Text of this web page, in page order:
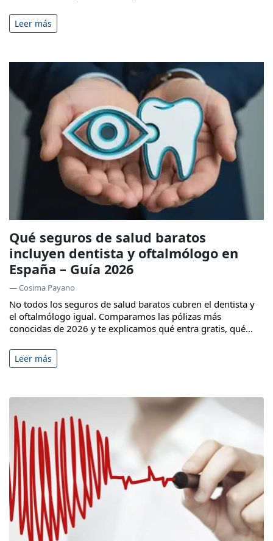
Leer más
Qué seguros de salud baratos
incluyen dentista y oftalmólogo en
España – Guía 2026
— Cosima Payano
No todos los seguros de salud baratos cubren el dentista y
el oftalmólogo igual. Comparamos las pólizas más
conocidas de 2026 y te explicamos qué entra gratis, qué...
Leer más